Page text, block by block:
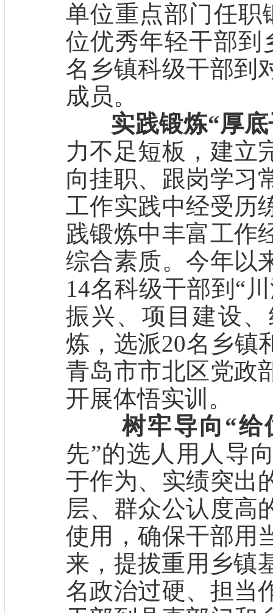
单位重点部门任职
位优秀年轻干部到
名乡镇科级干部到
成员。
实践锻炼“厚
力不足短板，建立
向挂职、跟岗学习
工作实践中经受历
践锻炼中丰富工作
综合素质。今年以
14名科级干部到“
振兴、项目建设
炼，选派20名乡镇
青岛市市北区党政
开展体悟实训。
树牢导向“给
先”的选人用人导
于作为、实绩突出
层、群众公认度高
使用，确保干部用
来，提拔重用乡镇
名政治过硬、担当